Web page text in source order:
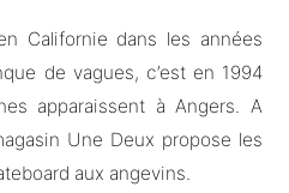
Californie dans les années
de vagues, c’est en 1994
apparaissent à Angers. A
Une Deux propose les
aux angevins.